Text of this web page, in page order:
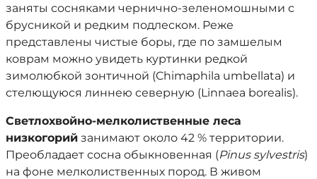
заняты сосняками чернично-зеленомошными с
брусникой и редким подлеском. Реже
представлены чистые боры, где по замшелым
коврам можно увидеть куртинки редкой
зимолюбкой зонтичной (Chimaphila umbellata) и
стелющуюся линнею северную (Linnaea borealis).
Светлохвойно-мелколиственные леса
низкогорий занимают около 42 % территории.
Преобладает сосна обыкновенная (Pinus sylvestris)
на фоне мелколиственных пород. В живом